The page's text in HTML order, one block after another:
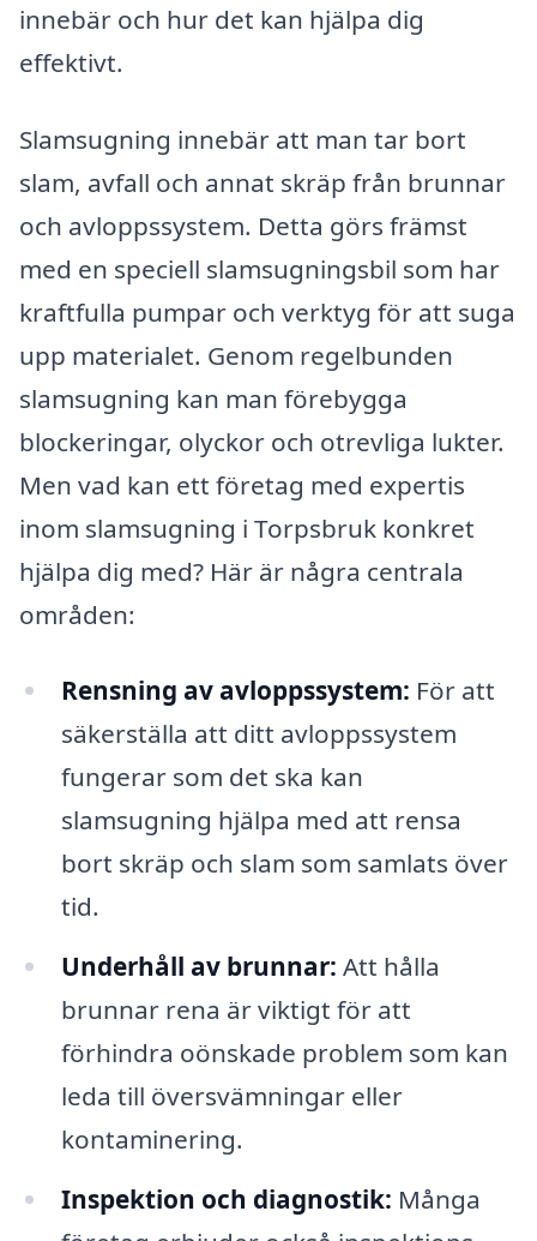
innebär och hur det kan hjälpa dig
effektivt.
Slamsugning innebär att man tar bort
slam, avfall och annat skräp från brunnar
och avloppssystem. Detta görs främst
med en speciell slamsugningsbil som har
kraftfulla pumpar och verktyg för att suga
upp materialet. Genom regelbunden
slamsugning kan man förebygga
blockeringar, olyckor och otrevliga lukter.
Men vad kan ett företag med expertis
inom slamsugning i Torpsbruk konkret
hjälpa dig med? Här är några centrala
områden:
Rensning av avloppssystem: För att
säkerställa att ditt avloppssystem
fungerar som det ska kan
slamsugning hjälpa med att rensa
bort skräp och slam som samlats över
tid.
Underhåll av brunnar: Att hålla
brunnar rena är viktigt för att
förhindra oönskade problem som kan
leda till översvämningar eller
kontaminering.
Inspektion och diagnostik: Många